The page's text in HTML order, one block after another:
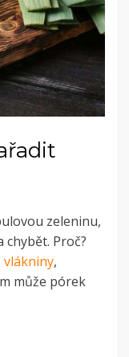
zeleninu,
Proč?
vlákniny,
může pórek